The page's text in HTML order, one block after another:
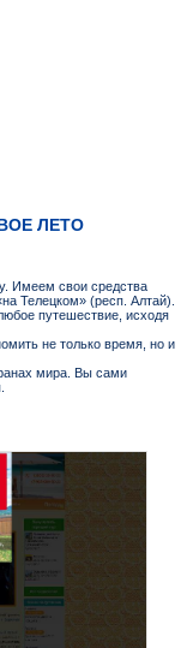
ЛЕТО
Имеем свои средства
Телецком» (респ. Алтай).
путешествие, исходя
не только время, но и
мира. Вы сами